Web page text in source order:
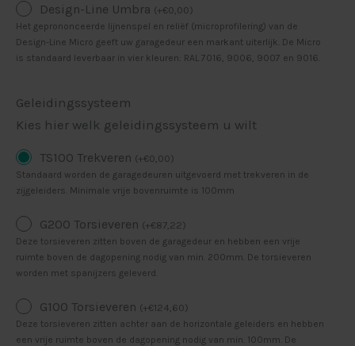
Design-Line Umbra (+€ 0,00 )
Het geprononceerde lijnenspel en reliëf (microprofilering) van de
Design-Line Micro geeft uw garagedeur een markant uiterlijk. De Micro
is standaard leverbaar in vier kleuren: RAL 7016, 9006, 9007 en 9016.
Geleidingssysteem
Kies hier welk geleidingssysteem u wilt
TS100 Trekveren (+€ 0,00 )
Standaard worden de garagedeuren uitgevoerd met trekveren in de
zijgeleiders. Minimale vrije bovenruimte is 100mm
G200 Torsieveren (+€ 87,22 )
Deze torsieveren zitten boven de garagedeur en hebben een vrije
ruimte boven de dagopening nodig van min. 200mm. De torsieveren
worden met spanijzers geleverd.
G100 Torsieveren (+€ 124,60 )
Deze torsieveren zitten achter aan de horizontale geleiders en hebben
een vrije ruimte boven de dagopening nodig van min. 100mm. De